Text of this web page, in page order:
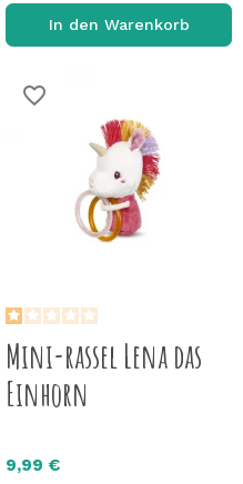
In den Warenkorb
favorite_border
Mini-rassel Lena das
Einhorn
9,99 €